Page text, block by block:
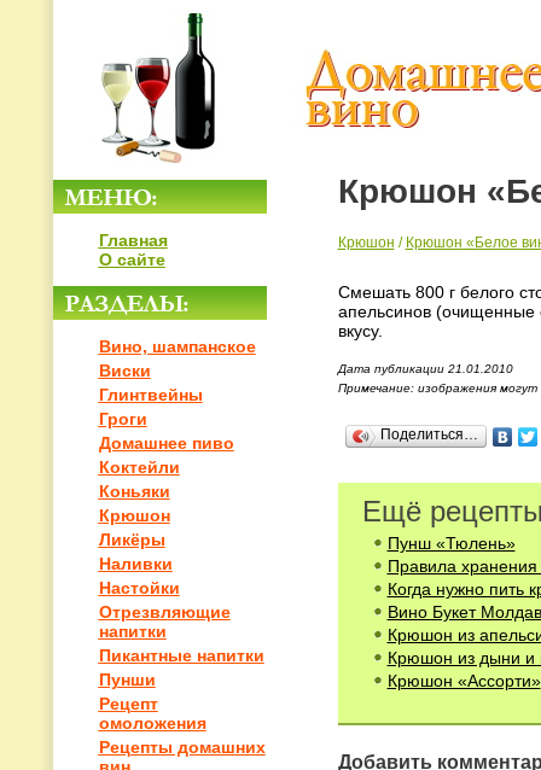
Главная
О сайте
Вино, шампанское
Виски
Глинтвейны
Гроги
Домашнее пиво
Коктейли
Коньяки
Крюшон
Ликёры
Наливки
Настойки
Отрезвляющие
напитки
Пикантные напитки
Пунши
Рецепт
омоложения
Рецепты домашних
Крюшон
Крюшон / Крюшон «Белое
Смешать 800 г белого
апельсинов (очищенные
вкусу.
Дата публикации 21.01.2010
Примечание: изображения
Поделиться…
Ещё
Пунш «Тюлень»
Правила
Когда нужно пить
Вино Букет
Крюшон из
Крюшон из дыни и
Крюшон «Ассорти»
Добавить